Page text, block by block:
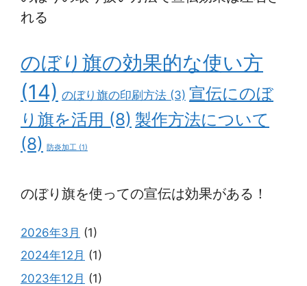
れる
のぼり旗の効果的な使い方
(14) のぼり旗の印刷方法 (3) 宣伝にのぼ
り旗を活用 (8) 製作方法について
(8) 防炎加工 (1)
のぼり旗を使っての宣伝は効果がある！
2026年3月 (1)
2024年12月 (1)
2023年12月 (1)